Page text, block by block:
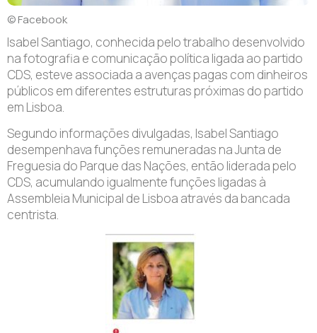
© Facebook
Isabel Santiago, conhecida pelo trabalho desenvolvido
na fotografia e comunicação política ligada ao partido
CDS, esteve associada a avenças pagas com dinheiros
públicos em diferentes estruturas próximas do partido
em Lisboa.
Segundo informações divulgadas, Isabel Santiago
desempenhava funções remuneradas na Junta de
Freguesia do Parque das Nações, então liderada pelo
CDS, acumulando igualmente funções ligadas à
Assembleia Municipal de Lisboa através da bancada
centrista.